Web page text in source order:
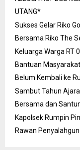
UTANG*
Sukses Gelar Riko
Bersama Riko The
Keluarga Warga RT
Bantuan
Belum Kembali ke
Sambut Tahun
Bersama dan
Kapolsek Rumpin
Rawan